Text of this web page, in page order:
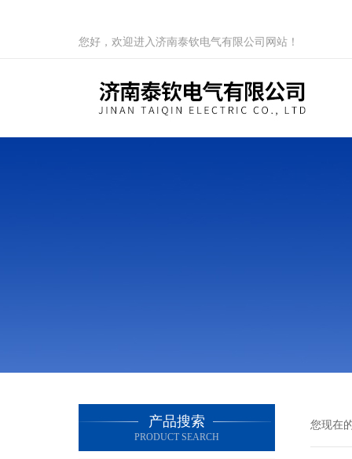
您好，欢迎进入济南泰钦电气有限公司网站！
产品搜索
PRODUCT SEARCH
您现在